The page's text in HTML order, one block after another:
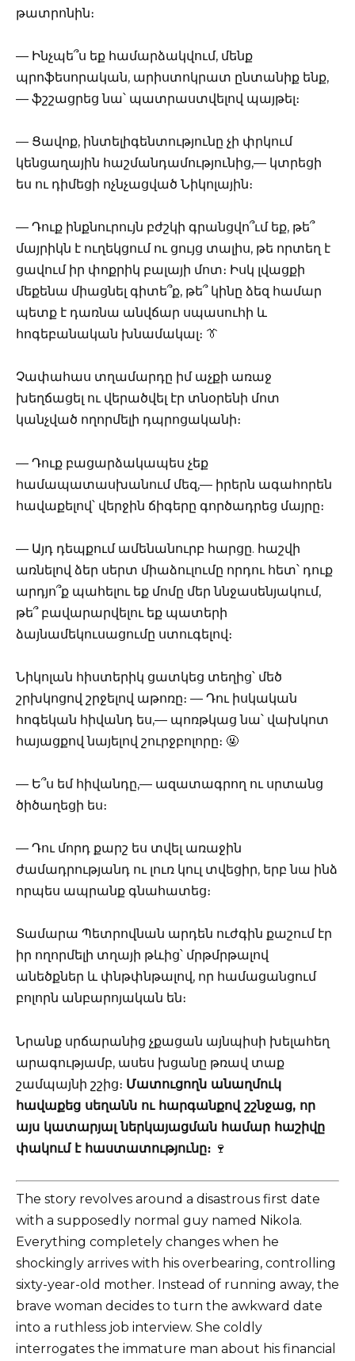
թատրոնին։
— Ինչպե՞ս եք համարձակվում, մենք
պրոֆեսորական, արիստոկրատ ընտանիք ենք,
— ֆշշացրեց նա՝ պատրաստվելով պայթել։
— Ցավոք, ինտելիգենտությունը չի փրկում
կենցաղային հաշմանդամությունից,— կտրեցի
ես ու դիմեցի ոչնչացված Նիկոլային։
— Դուք ինքնուրույն բժշկի գրանցվո՞ւմ եք, թե՞
մայրիկն է ուղեկցում ու ցույց տալիս, թե որտեղ է
ցավում իր փոքրիկ բալայի մոտ։ Իսկ լվացքի
մեքենա միացնել գիտե՞ք, թե՞ կինը ձեզ համար
պետք է դառնա անվճար սպասուհի և
հոգեբանական խնամակալ։ 👔
Չափահաս տղամարդը իմ աչքի առաջ
խեղճացել ու վերածվել էր տնօրենի մոտ
կանչված ողորմելի դպրոցականի։
— Դուք բացարձակապես չեք
համապատասխանում մեզ,— իրերն ագահորեն
հավաքելով՝ վերջին ճիգերը գործադրեց մայրը։
— Այդ դեպքում ամենանուրբ հարցը. հաշվի
առնելով ձեր սերտ միաձուլումը որդու հետ՝ դուք
արդյո՞ք պահելու եք մոմը մեր ննջասենյակում,
թե՞ բավարարվելու եք պատերի
ձայնամեկուսացումը ստուգելով։
Նիկոլան հիստերիկ ցատկեց տեղից՝ մեծ
շրխկոցով շրջելով աթոռը։ — Դու իսկական
հոգեկան հիվանդ ես,— պոռթկաց նա՝ վախկոտ
հայացքով նայելով շուրջբոլորը։ 🤬
— Ե՞ս եմ հիվանդը,— ազատագրող ու սրտանց
ծիծաղեցի ես։
— Դու մորդ քարշ ես տվել առաջին
ժամադրությանդ ու լուռ կուլ տվեցիր, երբ նա ինձ
որպես ապրանք գնահատեց։
Տամարա Պետրովնան արդեն ուժգին քաշում էր
իր ողորմելի տղայի թևից՝ մրթմրթալով
անեծքներ և փնթփնթալով, որ համացանցում
բոլորն անբարոյական են։
Նրանք սրճարանից չքացան այնպիսի խելահեղ
արագությամբ, ասես խցանը թռավ տաք
շամպայնի շշից։ Մատուցողն անաղմուկ
հավաքեց սեղանն ու հարգանքով շշնջաց, որ
այս կատարյալ ներկայացման համար հաշիվը
փակում է հաստատությունը։ 🍷
The story revolves around a disastrous first date
with a supposedly normal guy named Nikola.
Everything completely changes when he
shockingly arrives with his overbearing, controlling
sixty-year-old mother. Instead of running away, the
brave woman decides to turn the awkward date
into a ruthless job interview. She coldly
interrogates the immature man about his financial